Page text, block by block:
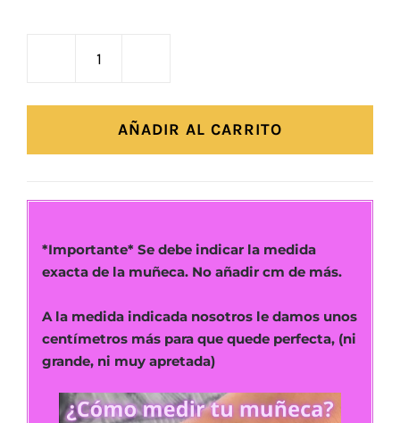
Pulsera
Trenzada
AÑADIR AL CARRITO
*Importante* Se debe indicar la medida
exacta de la muñeca. No añadir cm de más.
A la medida indicada nosotros le damos unos
centímetros más para que quede perfecta, (ni
grande, ni muy apretada)